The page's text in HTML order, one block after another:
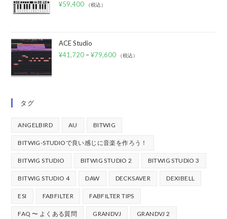
¥59,400 （税込）
ACE Studio
¥41,720 –¥79,600 （税込）
タグ
ANGELBIRD AU BITWIG
BITWIG-STUDIOで良い感じに音楽を作ろう！
BITWIG STUDIO BITWIG STUDIO 2 BITWIG STUDIO 3
BITWIG STUDIO 4 DAW DECKSAVER DEXIBELL
ESI FABFILTER FABFILTER TIPS
FAQ 〜 よくある質問 GRANDVJ GRANDVJ 2